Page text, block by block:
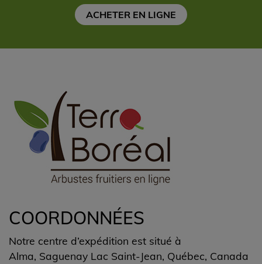
ACHETER EN LIGNE
COORDONNÉES
Notre centre d’expédition est situé à
Alma, Saguenay Lac Saint-Jean, Québec, Canada